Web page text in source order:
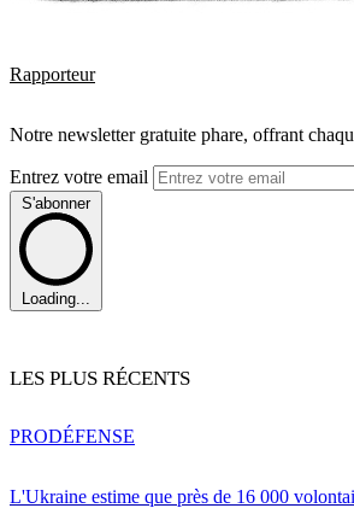
Rapporteur
Notre newsletter gratuite phare, offrant
Entrez votre email
S'abonner
Loading...
LES PLUS RÉCENTS
L'Ukraine estime que près de 16 000
PRODÉFENSE